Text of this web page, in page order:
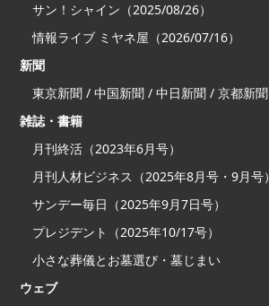
サン！シャイン（2025/08/26）
情報ライブ ミヤネ屋（2026/07/16）
新聞
東京新聞 / 中国新聞 / 中日新聞 / 京都新聞
雑誌・書籍
月刊終活（2023年6月号）
月刊人材ビジネス（2025年8月号・9月号）
サンデー毎日（2025年9月7日号）
プレジデント（2025年10/17号）
小さな葬儀とお墓選び・墓じまい
ウェブ